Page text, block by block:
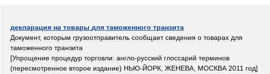
декларация на товары для таможенного транзита
Документ, которым грузоотправитель сообщает сведения о товарах для
таможенного транзита
[Упрощение процедур торговли: англо-русский глоссарий терминов
(пересмотренное второе издание) НЬЮ-ЙОРК ЖЕНЕВА МОСКВА 2011 год]